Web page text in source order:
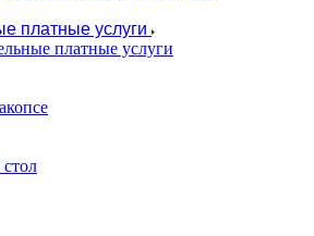
платные услуги
платные услуги